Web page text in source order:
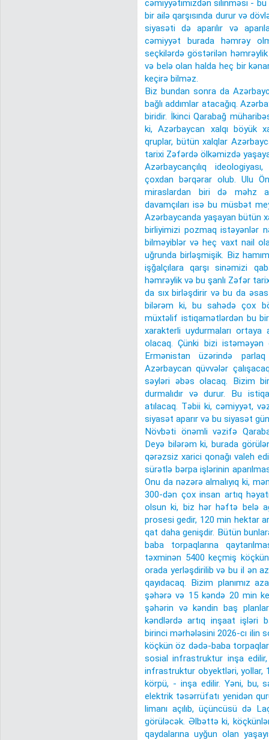
cəmiyyətimizdən silinməsi - bu
bir ailə qarşısında durur və
siyasəti də aparılır və
cəmiyyət burada həmrəy
seçkilərdə göstərilən
və belə olan halda heç bir
keçirə bilməz.
Biz bundan sonra da
bağlı addımlar atacağıq.
biridir. İkinci Qarabağ
ki, Azərbaycan xalqı böyük
qruplar, bütün xalqlar
tarixi Zəfərdə ölkəmizdə
Azərbaycançılıq
çoxdan bərqərar olub. Ulu
miraslardan biri də məhz
davamçıları isə bu müsbət
Azərbaycanda yaşayan bütün
birliyimizi pozmaq istəyənlər
bilməyiblər və heç vaxt nail
uğrunda birləşmişik. Biz
işğalçılara qarşı sinəmizi
həmrəylik və bu şanlı Zəfər
da sıx birləşdirir və bu da
bilərəm ki, bu sahədə çox
müxtəlif istiqamətlərdən bu
xarakterli uydurmaları
olacaq. Çünki bizi istəməyən
Ermənistan üzərində
Azərbaycan qüvvələr
səyləri əbəs olacaq. Bizim
durmalıdır və durur. Bu
atılacaq. Təbii ki, cəmiyyət,
siyasət aparır və bu siyasət
Növbəti önəmli vəzifə
Deyə bilərəm ki, burada
qərəzsiz xarici qonağı valeh
sürətlə bərpa işlərinin
Onu da nəzərə almalıyıq ki,
300-dən çox insan artıq
olsun ki, biz hər həftə belə
prosesi gedir, 120 min hektar
qat daha genişdir. Bütün
baba torpaqlarına
təxminən 5400 keçmiş
orada yerləşdirilib və bu il ən
qayıdacaq. Bizim planımız
şəhərə və 15 kəndə 20 min
şəhərin və kəndin baş
kəndlərdə artıq inşaat işləri
birinci mərhələsini 2026-cı ilin
köçkün öz dədə-baba
sosial infrastruktur inşa
infrastruktur obyektləri, yollar,
körpü, - inşa edilir. Yəni, bu,
elektrik təsərrüfatı yenidən
limanı açılıb, üçüncüsü də
görüləcək. Əlbəttə ki,
qaydalarına uyğun olan